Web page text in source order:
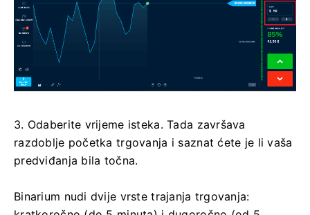
3. Odaberite vrijeme isteka. Tada završava
razdoblje početka trgovanja i saznat ćete je li vaša
predviđanja bila točna.
Binarium nudi dvije vrste trajanja trgovanja: